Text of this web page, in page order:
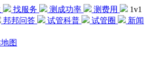
找服务 测成功率 测费用
1v1
邦邦问答 试管科普 试管圈
新闻
图